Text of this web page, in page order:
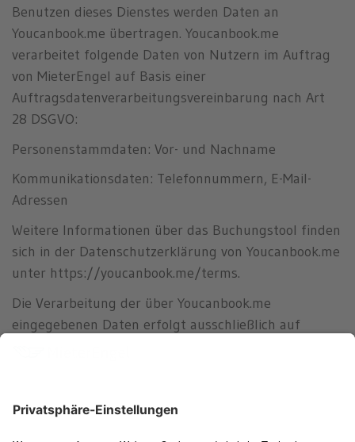
Benutzen dieses Dienstes werden Daten an
Youcanbook.me übertragen. Youcanbook.me
verarbeitet folgende Daten von Nutzern im Auftrag
von MieterEngel auf Basis einer
Auftragsdatenverarbeitungsvereinbarung nach Art
28 DSGVO:
Personenstammdaten: Vor- und Nachname
Kommunikationsdaten: Telefonnummern, E-Mail-
Adressen
Weitere Informationen über das Buchungstool finden
sich in der Datenschutzerklärung von Youcanbook.me
unter https://youcanbook.me/terms.
Die Verarbeitung der über Youcanbook.me
eingegebenen Daten erfolgt ausschließlich auf
der Auftragsdatenverarbeitungsvereinbarung nach